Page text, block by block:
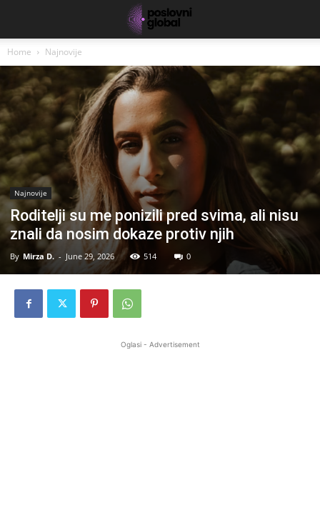
Home Najnovije
Najnovije
Roditelji su me ponizili pred svima, ali nisu
znali da nosim dokaze protiv njih
By Mirza D. - June 29, 2026 514 0
Oglasi - Advertisement